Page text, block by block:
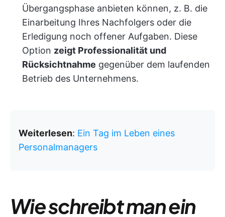
Übergangsphase anbieten können, z. B. die
Einarbeitung Ihres Nachfolgers oder die
Erledigung noch offener Aufgaben. Diese
Option zeigt Professionalität und
Rücksichtnahme gegenüber dem laufenden
Betrieb des Unternehmens.
Weiterlesen: Ein Tag im Leben eines
Personalmanagers
Wie schreibt man ein